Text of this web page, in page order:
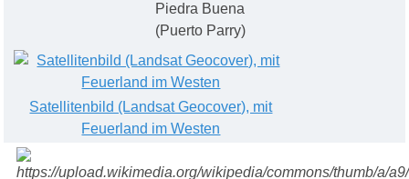
Piedra Buena
(Puerto Parry)
Satellitenbild (Landsat Geocover), mit
Feuerland im Westen